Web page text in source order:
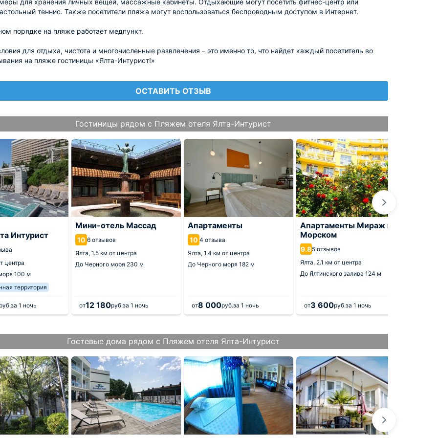
для хранения личных вещей, массажные кабинеты. Отдыхающие могут посетить фитнес-центр или
теннис. Также посетители пляжа могут воспользоваться беспроводным доступом в Интернет.
порядке на пляже работает медпункт.
для отдыха, чистота и многочисленные развлечения – это именно то, что найдет каждый посетитель во
на пляже гостиницы «Ялта-Интурист!»
ОСТАВИТЬ ОТЗЫВ
Гостиницы рядом с Пляжем отеля Ялта-Интурист
Интурист
центра
100 м
территория
за 1 ночь
Мини-отель Массад
10 6 отзывов
Ялта, 1.5 км от центра
До Черного моря 230 м
от12 180руб.за 1 ночь
Апартаменты
10 4 отзыва
Ялта, 1.4 км от центра
До Черного моря 182 м
от8 000руб.за 1 ночь
Апартаменты Мираж на
Морском
9.85 отзывов
Ялта, 2.1 км от центра
До Ялтинского залива 124 м
от3 600руб.за 1 ночь
Гостевые дома рядом с Пляжем отеля Ялта-Интурист